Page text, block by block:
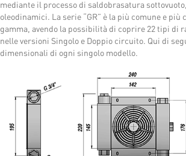
mediante il processo di saldobrasatura
oleodinamici. La serie “GR” è la più comune e più
gamma, avendo la possibilità di coprire 22 tipi di
nelle versioni Singolo e Doppio circuito. Qui di
dimensionali di ogni singolo modello.